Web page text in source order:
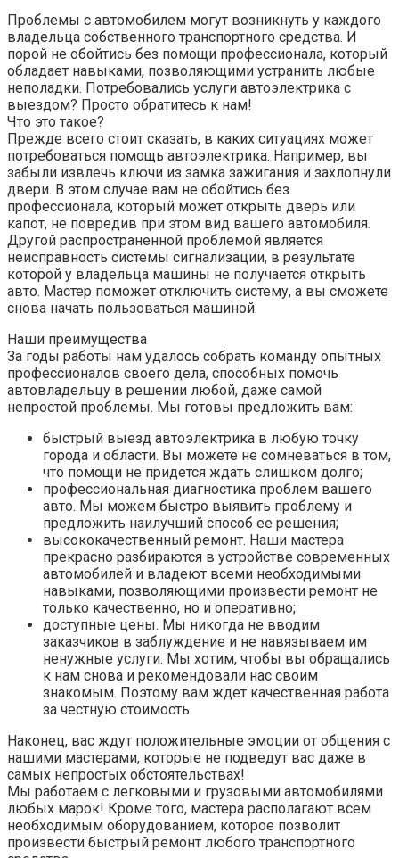
Проблемы с автомобилем могут возникнуть у каждого
владельца собственного транспортного средства. И
порой не обойтись без помощи профессионала, который
обладает навыками, позволяющими устранить любые
неполадки. Потребовались услуги автоэлектрика с
выездом? Просто обратитесь к нам!
Что это такое?
Прежде всего стоит сказать, в каких ситуациях может
потребоваться помощь автоэлектрика. Например, вы
забыли извлечь ключи из замка зажигания и захлопнули
двери. В этом случае вам не обойтись без
профессионала, который может открыть дверь или
капот, не повредив при этом вид вашего автомобиля.
Другой распространенной проблемой является
неисправность системы сигнализации, в результате
которой у владельца машины не получается открыть
авто. Мастер поможет отключить систему, а вы сможете
снова начать пользоваться машиной.
Наши преимущества
За годы работы нам удалось собрать команду опытных
профессионалов своего дела, способных помочь
автовладельцу в решении любой, даже самой
непростой проблемы. Мы готовы предложить вам:
быстрый выезд автоэлектрика в любую точку
города и области. Вы можете не сомневаться в том,
что помощи не придется ждать слишком долго;
профессиональная диагностика проблем вашего
авто. Мы можем быстро выявить проблему и
предложить наилучший способ ее решения;
высококачественный ремонт. Наши мастера
прекрасно разбираются в устройстве современных
автомобилей и владеют всеми необходимыми
навыками, позволяющими произвести ремонт не
только качественно, но и оперативно;
доступные цены. Мы никогда не вводим
заказчиков в заблуждение и не навязываем им
ненужные услуги. Мы хотим, чтобы вы обращались
к нам снова и рекомендовали нас своим
знакомым. Поэтому вам ждет качественная работа
за честную стоимость.
Наконец, вас ждут положительные эмоции от общения с
нашими мастерами, которые не подведут вас даже в
самых непростых обстоятельствах!
Мы работаем с легковыми и грузовыми автомобилями
любых марок! Кроме того, мастера располагают всем
необходимым оборудованием, которое позволит
произвести быстрый ремонт любого транспортного